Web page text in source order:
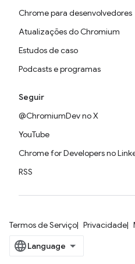
Chrome para desenvolvedores
Atualizações do Chromium
Estudos de caso
Podcasts e programas
Seguir
@ChromiumDev no X
YouTube
Chrome for Developers no
RSS
Termos de Serviço Privacidade